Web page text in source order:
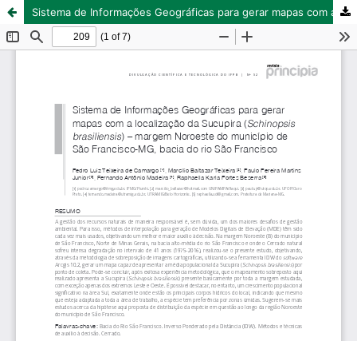
Sistema de Informações Geográficas para gerar mapas com a localização da Sucupira (Schinopsis brasiliensis) – margem Noroeste do município de São Francisco-MG, bacia do rio São Francisco